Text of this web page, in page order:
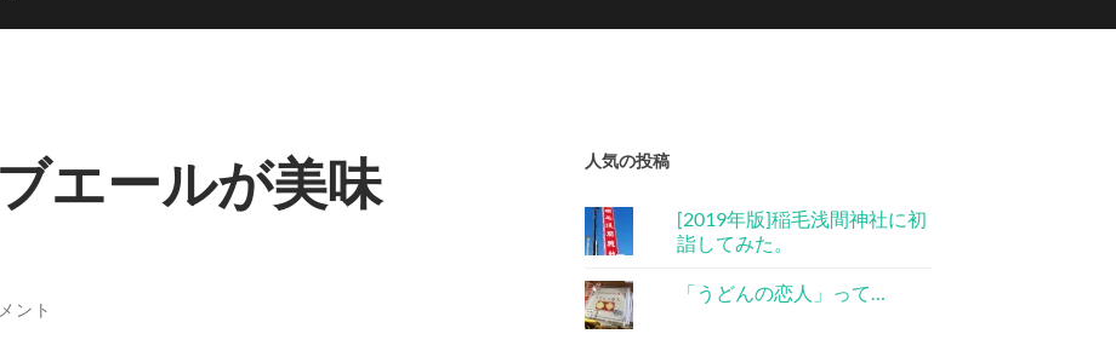
エールが美味
ント
人気の投稿
[2019年版]稲毛浅間神社に初
詣してみた。
「うどんの恋人」って…